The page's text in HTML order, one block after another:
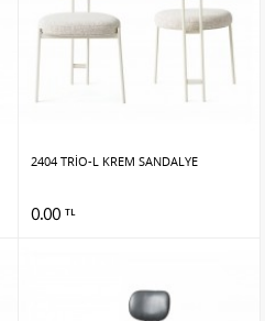
2404 TRİO-L KREM SANDALYE
0.00 TL